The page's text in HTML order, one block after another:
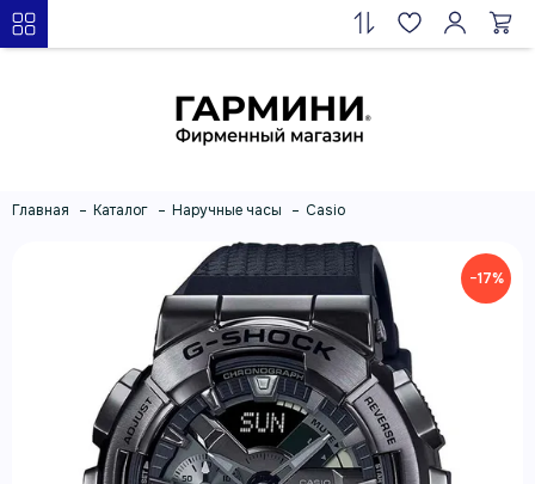
Главная Каталог Наручные часы Casio
−17%